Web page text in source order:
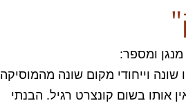
ומספר:
וייחודי מקום שונה מהמוסיקה
אותו בשום קונצרט רגיל. הבנתי